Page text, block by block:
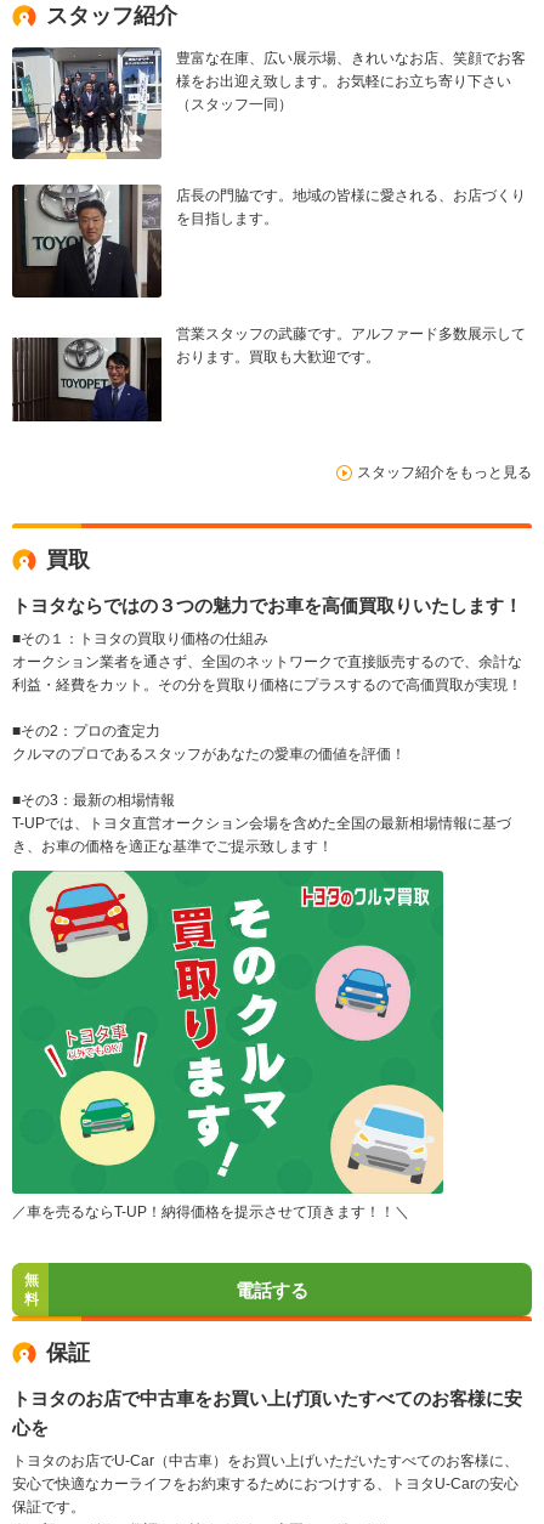
スタッフ紹介
豊富な在庫、広い展示場、きれいなお店、笑顔でお客
様をお出迎え致します。お気軽にお立ち寄り下さい
（スタッフ一同）
店長の門脇です。地域の皆様に愛される、お店づくり
を目指します。
営業スタッフの武藤です。アルファード多数展示して
おります。買取も大歓迎です。
スタッフ紹介をもっと見る
買取
トヨタならではの３つの魅力でお車を高価買取りいたします！
■その１：トヨタの買取り価格の仕組み
オークション業者を通さず、全国のネットワークで直接販売するので、余計な
利益・経費をカット。その分を買取り価格にプラスするので高価買取が実現！
■その2：プロの査定力
クルマのプロであるスタッフがあなたの愛車の価値を評価！
■その3：最新の相場情報
T-UPでは、トヨタ直営オークション会場を含めた全国の最新相場情報に基づ
き、お車の価格を適正な基準でご提示致します！
／車を売るならT-UP！納得価格を提示させて頂きます！！＼
無
料
電話する
保証
トヨタのお店で中古車をお買い上げ頂いたすべてのお客様に安
心を
トヨタのお店でU-Car（中古車）をお買い上げいただいたすべてのお客様に、
安心で快適なカーライフをお約束するためにおつけする、トヨタU-Carの安心
保証です。